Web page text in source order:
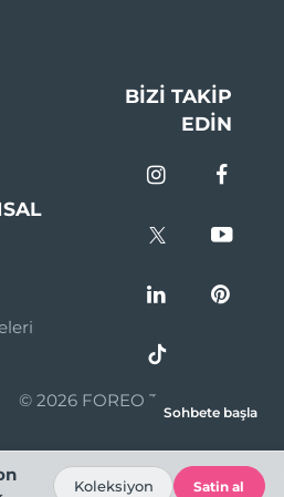
BIZI TAKIP
EDIN
© 2026 FOREO Tüm hakları
saklıdır.
Sohbete başla
Koleksiyon Satin al